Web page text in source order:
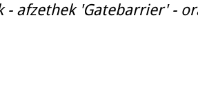
- afzethek 'Gatebarrier' -